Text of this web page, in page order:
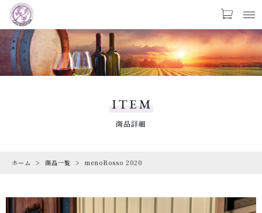
お気に入り LOGIN
CHECKED PRODUCTS
ORDER HISTORY
CAMPAIGN
ITEM
商品詳細
ホーム 商品一覧 menoRosso 2020
カートに商品を追加しました